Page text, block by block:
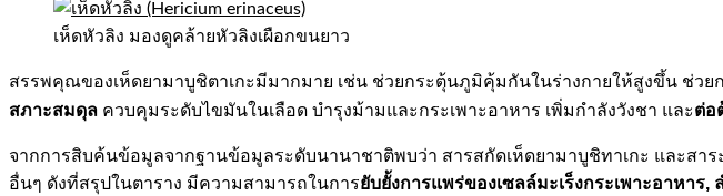
เห็ดหัวลิง มองดูคล้ายหัวลิงเผือกขนยาว
สรรพคุณของเห็ดยามาบูชิตาเกะมีมากมาย เช่น ช่วยกระตุ้นภูมิคุ้มกันในร่างกายให้สูงขึ้น ช่ว
สภาะสมดุล ควบคุมระดับไขมันในเลือด บำรุงม้ามและกระเพาะอาหาร เพิ่มกำลังวังชา และต่อ
จากการสิบค้นข้อมูลจากฐานข้อมูลระดับนานาชาติพบว่า สารสกัดเห็ดยามาบูชิทาเกะ และสา
อื่นๆ ดังที่สรุปในตาราง มีความสามารถในการยับยั้งการแพร่ของเซลล์มะเร็งกระเพาะอาหาร,